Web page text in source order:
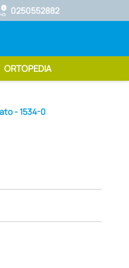
0250552882
ORTOPEDIA
- 1534-0